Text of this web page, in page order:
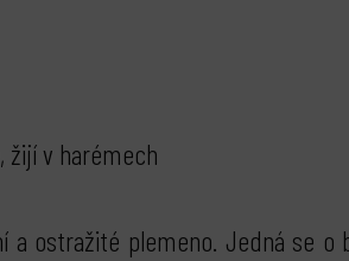
žijí v harémech
a ostražité plemeno. Jedná se